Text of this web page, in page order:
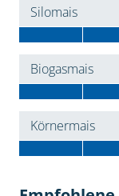
Silomais
Biogasmais
Körnermais